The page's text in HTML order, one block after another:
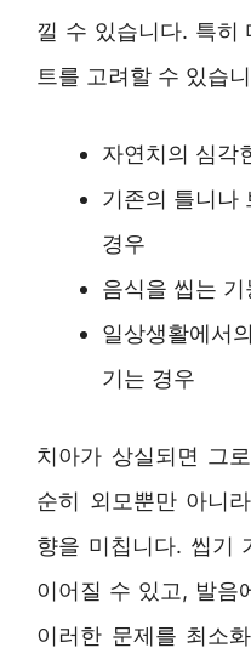
낄 수 있습니다. 특히
트를 고려할 수 있습
자연치의 심각
기존의 틀니나
경우
음식을 씹는
일상생활에서
기는 경우
치아가 상실되면 그
순히 외모뿐만 아니
향을 미칩니다. 씹기
이어질 수 있고, 발음
이러한 문제를 최소